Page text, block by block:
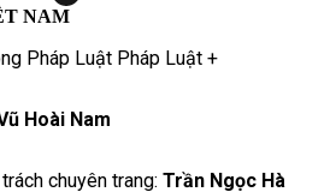
NAM
Pháp Luật Pháp Luật +
Hoài Nam
chuyên trang: Trần Ngọc Hà